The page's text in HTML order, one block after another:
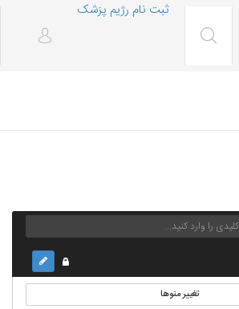
ثبت نام رژیم پزشک
تغییر منوها